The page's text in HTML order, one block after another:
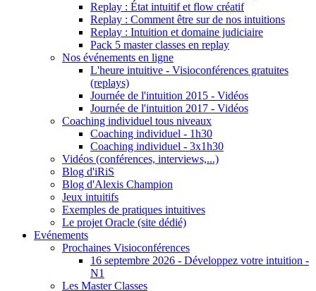
Replay : État intuitif et flow créatif
Replay : Comment être sur de nos intuitions
Replay : Intuition et domaine judiciaire
Pack 5 master classes en replay
Nos événements en ligne
L'heure intuitive - Visioconférences gratuites
(replays)
Journée de l'intuition 2015 - Vidéos
Journée de l'intuition 2017 - Vidéos
Coaching individuel tous niveaux
Coaching individuel - 1h30
Coaching individuel - 3x1h30
Vidéos (conférences, interviews,...)
Blog d'iRiS
Blog d'Alexis Champion
Jeux intuitifs
Exemples de pratiques intuitives
Le projet Oracle (site dédié)
Evénements
Prochaines Visioconférences
16 septembre 2026 - Développez votre intuition -
N1
Les Master Classes